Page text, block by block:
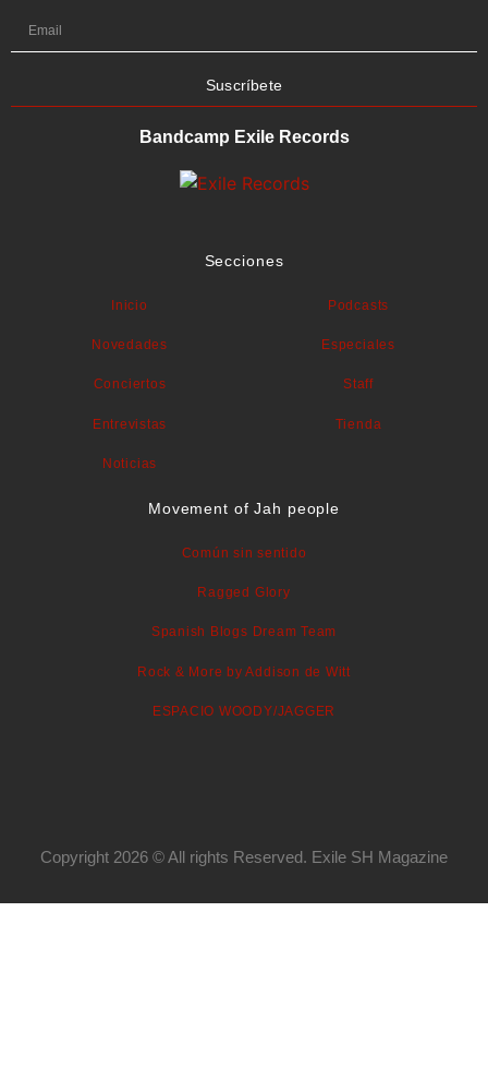
Suscríbete
Bandcamp Exile Records
Secciones
Inicio
Novedades
Conciertos
Entrevistas
Noticias
Podcasts
Especiales
Staff
Tienda
Movement of Jah people
Común sin sentido
Ragged Glory
Spanish Blogs Dream Team
Rock & More by Addison de Witt
ESPACIO WOODY/JAGGER
Copyright 2026 © All rights Reserved. Exile SH Magazine